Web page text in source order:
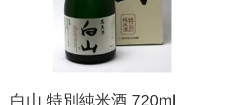
白山 特別純米酒 720ml